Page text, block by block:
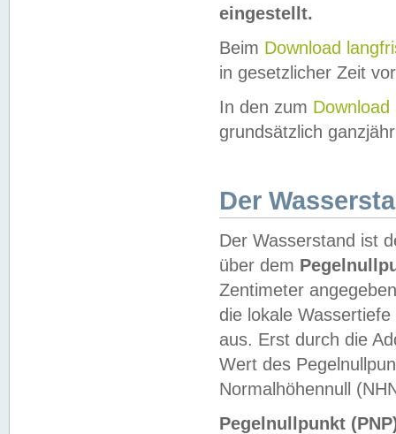
eingestellt.
Beim Download
in gesetzlicher Zeit
In den zum Download
grundsätzlich
Der
Der Wasserstand ist
über dem
Zentimeter
die lokale
aus. Erst durch die
Wert des
Normalhöhennull
Pegelnullpunkt